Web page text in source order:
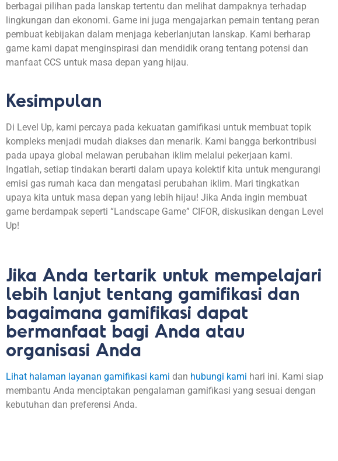
berbagai pilihan pada lanskap tertentu dan melihat dampaknya terhadap
lingkungan dan ekonomi. Game ini juga mengajarkan pemain tentang peran
pembuat kebijakan dalam menjaga keberlanjutan lanskap. Kami berharap
game kami dapat menginspirasi dan mendidik orang tentang potensi dan
manfaat CCS untuk masa depan yang hijau.
Kesimpulan
Di Level Up, kami percaya pada kekuatan gamifikasi untuk membuat topik
kompleks menjadi mudah diakses dan menarik. Kami bangga berkontribusi
pada upaya global melawan perubahan iklim melalui pekerjaan kami.
Ingatlah, setiap tindakan berarti dalam upaya kolektif kita untuk mengurangi
emisi gas rumah kaca dan mengatasi perubahan iklim. Mari tingkatkan
upaya kita untuk masa depan yang lebih hijau! Jika Anda ingin membuat
game berdampak seperti “Landscape Game” CIFOR, diskusikan dengan Level
Up!
Jika Anda tertarik untuk mempelajari
lebih lanjut tentang gamifikasi dan
bagaimana gamifikasi dapat
bermanfaat bagi Anda atau
organisasi Anda
Lihat halaman layanan gamifikasi kami dan hubungi kami hari ini. Kami siap
membantu Anda menciptakan pengalaman gamifikasi yang sesuai dengan
kebutuhan dan preferensi Anda.